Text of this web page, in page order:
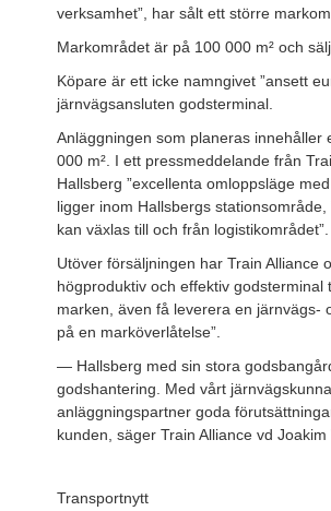
verksamhet”, har sålt ett större
Markområdet är på 100 000 m² och
Köpare är ett icke namngivet ”ansett
järnvägsansluten godsterminal.
Anläggningen som planeras
000 m². I ett pressmeddelande från
Hallsberg ”excellenta omloppsläge
ligger inom Hallsbergs
kan växlas till och från logistikområdet”.
Utöver försäljningen har Train Alliance
högproduktiv och effektiv
marken, även få leverera en järnvägs-
på en marköverlåtelse”.
— Hallsberg med sin stora
godshantering. Med vårt
anläggningspartner goda
kunden, säger Train Alliance vd
Transportnytt